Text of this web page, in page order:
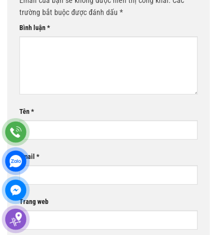
trường bắt buộc được đánh dấu *
Bình luận*
Tên*
Email *
Trang web